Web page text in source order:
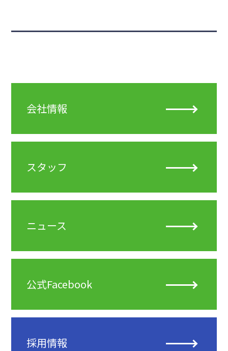
会社情報
スタッフ
ニュース
公式Facebook
採用情報